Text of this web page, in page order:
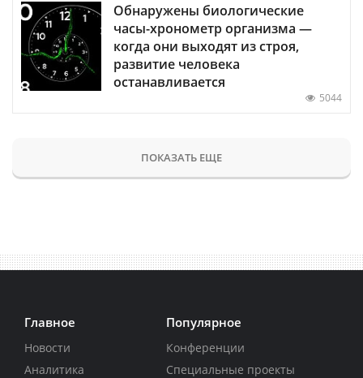
Обнаружены биологические
часы-хронометр организма —
когда они выходят из строя,
развитие человека
останавливается
5044
ПОКАЗАТЬ ЕЩЕ
Главное
Новости
Аналитика
Популярное
Конференции
Специальные проекты